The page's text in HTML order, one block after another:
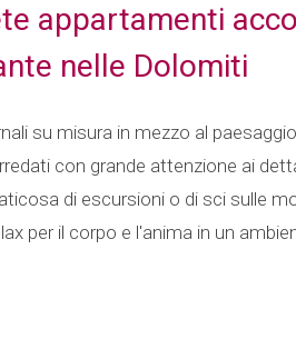
appartamenti
nelle Dolomiti
su misura in mezzo al
con grande attenzione ai
di escursioni o di sci sulle
per il corpo e l'anima in un